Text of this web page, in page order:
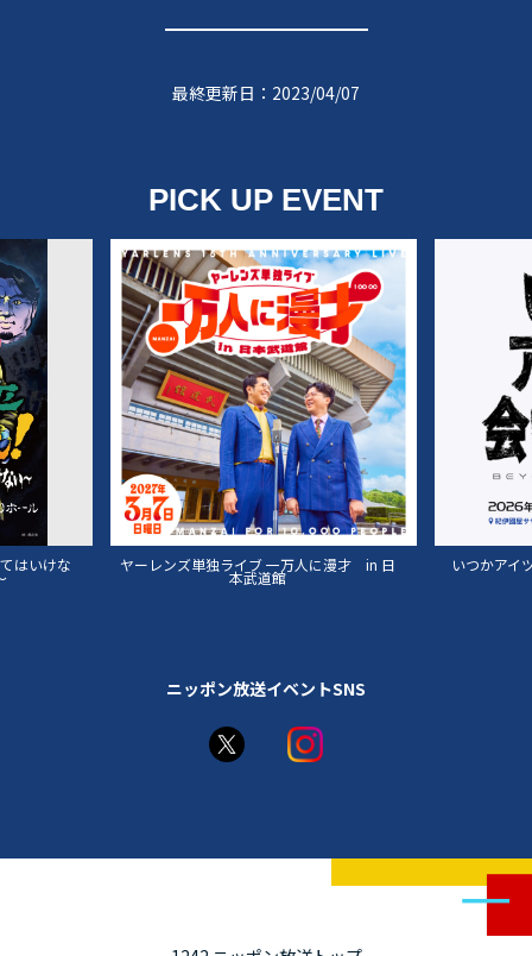
最終更新日：2023/04/07
PICK UP EVENT
はいけな ヤーレンズ単独ライブ 一万人に漫才 in 日
本武道館
いつかアイ
ニッポン放送イベントSNS